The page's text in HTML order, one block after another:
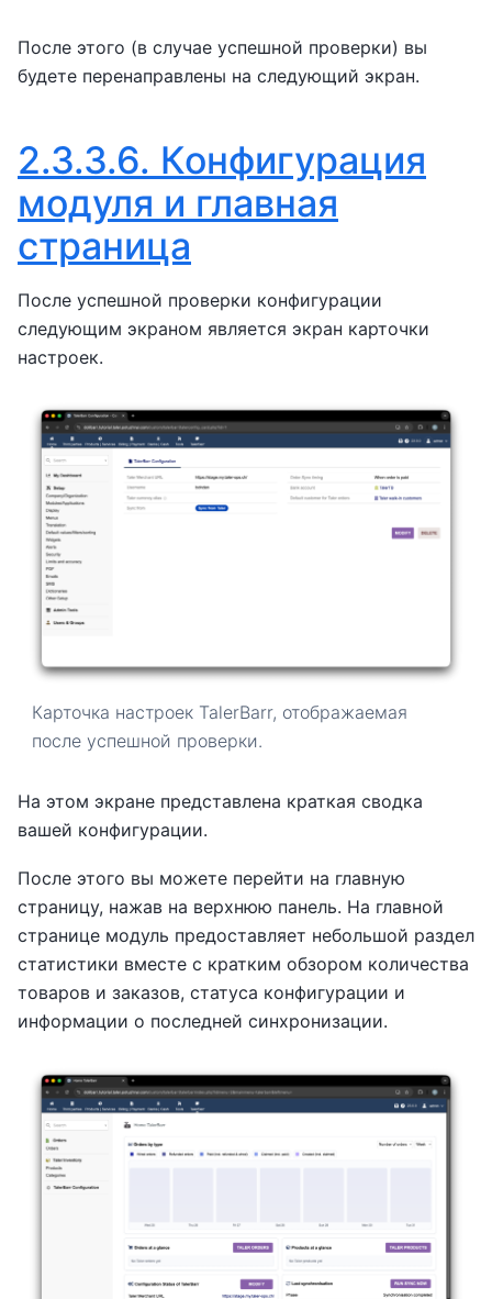
После этого (в случае успешной проверки) вы
будете перенаправлены на следующий экран.
2.3.3.6. Конфигурация
модуля и главная
страница
После успешной проверки конфигурации
следующим экраном является экран карточки
настроек.
Карточка настроек TalerBarr, отображаемая
после успешной проверки.
На этом экране представлена краткая сводка
вашей конфигурации.
После этого вы можете перейти на главную
страницу, нажав на верхнюю панель. На главной
странице модуль предоставляет небольшой раздел
статистики вместе с кратким обзором количества
товаров и заказов, статуса конфигурации и
информации о последней синхронизации.